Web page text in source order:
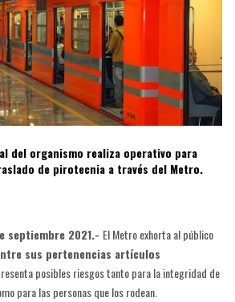
del organismo realiza operativo para
de pirotecnia a través del Metro.
septiembre 2021.- El Metro exhorta al público
sus pertenencias artículos
posibles riesgos tanto para la integridad de
para las personas que los rodean.